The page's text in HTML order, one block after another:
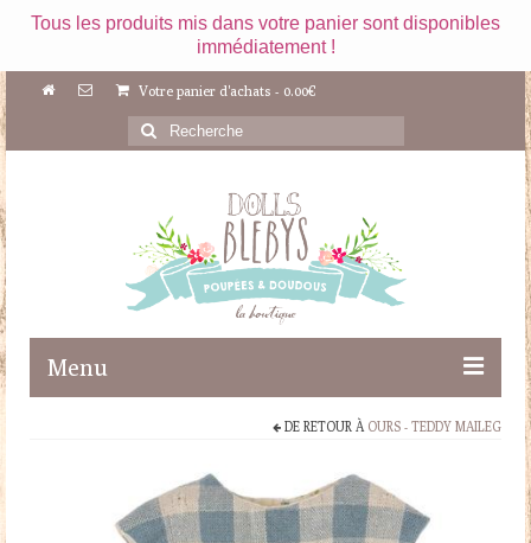
Tous les produits mis dans votre panier sont disponibles
immédiatement !
Votre panier d'achats - 0.00€
Rechercher
:
Menu
Poupées
DE RETOUR À OURS - TEDDY MAILEG